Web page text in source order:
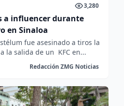
3,280
a influencer durante
en Sinaloa
fue asesinado a tiros la
la salida de un KFC en...
Redacción ZMG Noticias